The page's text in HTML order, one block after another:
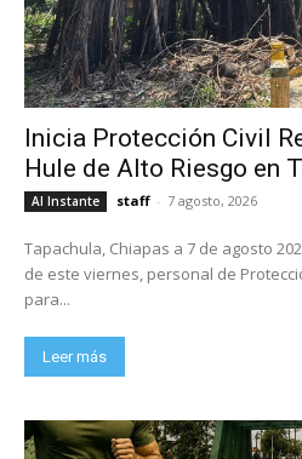
Inicia Protección Civil
Hule de Alto Riesgo en
Al Instante staff - 7 agosto, 2026
Tapachula, Chiapas a 7 de agosto
de este viernes, personal de
para...
Leer más